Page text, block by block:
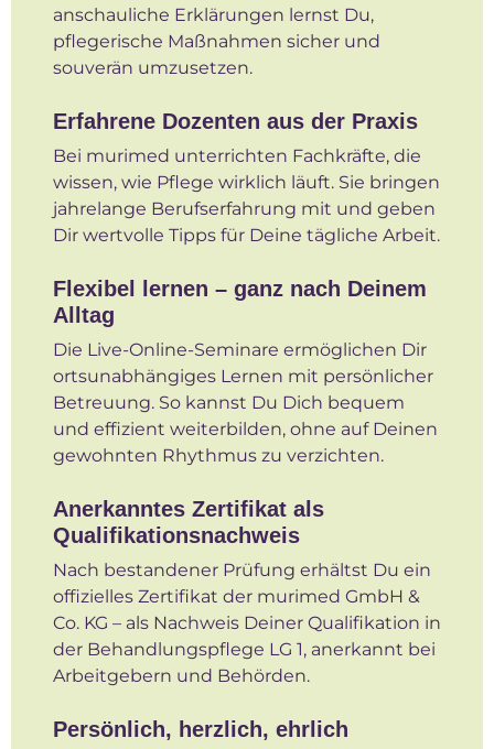
anschauliche Erklärungen lernst Du,
pflegerische Maßnahmen sicher und
souverän umzusetzen.
Erfahrene Dozenten aus der Praxis
Bei murimed unterrichten Fachkräfte, die
wissen, wie Pflege wirklich läuft. Sie bringen
jahrelange Berufserfahrung mit und geben
Dir wertvolle Tipps für Deine tägliche Arbeit.
Flexibel lernen – ganz nach Deinem
Alltag
Die Live-Online-Seminare ermöglichen Dir
ortsunabhängiges Lernen mit persönlicher
Betreuung. So kannst Du Dich bequem
und effizient weiterbilden, ohne auf Deinen
gewohnten Rhythmus zu verzichten.
Anerkanntes Zertifikat als
Qualifikationsnachweis
Nach bestandener Prüfung erhältst Du ein
offizielles Zertifikat der murimed GmbH &
Co. KG – als Nachweis Deiner Qualifikation in
der Behandlungspflege LG 1, anerkannt bei
Arbeitgebern und Behörden.
Persönlich, herzlich, ehrlich